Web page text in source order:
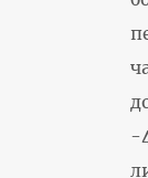
-